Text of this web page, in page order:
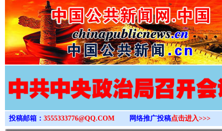
>
投稿邮箱： 3555333776@QQ.COM 网络推广投稿点击进入>>>